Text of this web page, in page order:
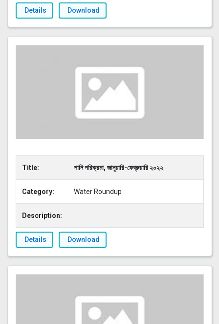
Details Download
Title: পানি পরিক্রমা, জানুয়ারি-ফেব্রুয়ারি ২০২২
Category: Water Roundup
Description:
Details Download